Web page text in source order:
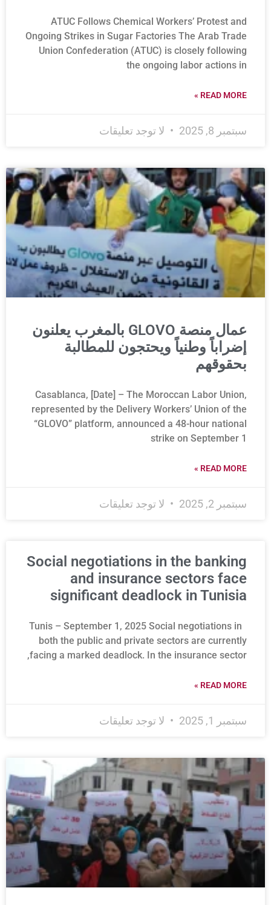
ATUC Follows Chemical Workers’ Protest and
Ongoing Strikes in Sugar Factories The Arab Trade
Union Confederation (ATUC) is closely following
the ongoing labor actions in
READ MORE »
سبتمبر 8, 2025 لا توجد تعليقات
عمال منصة GLOVO بالمغرب يعلنون
إضراباً وطنياً ويحتجون للمطالبة
بحقوقهم
Casablanca, [Date] – The Moroccan Labor Union,
represented by the Delivery Workers’ Union of the
“GLOVO” platform, announced a 48-hour national
strike on September 1
READ MORE »
سبتمبر 2, 2025 لا توجد تعليقات
Social negotiations in the banking
and insurance sectors face
significant deadlock in Tunisia
Tunis – September 1, 2025 Social negotiations in
both the public and private sectors are currently
facing a marked deadlock. In the insurance sector,
READ MORE »
سبتمبر 1, 2025 لا توجد تعليقات